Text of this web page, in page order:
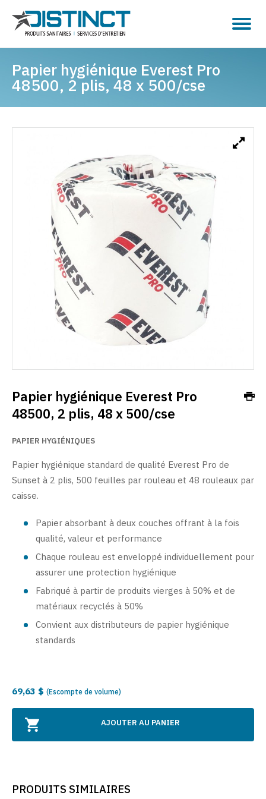
Papier hygiénique Everest Pro
48500, 2 plis, 48 x 500/cse
Papier hygiénique Everest Pro
48500, 2 plis, 48 x 500/cse
PAPIER HYGIÉNIQUES
Papier hygiénique standard de qualité Everest Pro de
Sunset à 2 plis, 500 feuilles par rouleau et 48 rouleaux par
caisse.
Papier absorbant à deux couches offrant à la fois
qualité, valeur et performance
Chaque rouleau est enveloppé individuellement pour
assurer une protection hygiénique
Fabriqué à partir de produits vierges à 50% et de
matériaux recyclés à 50%
Convient aux distributeurs de papier hygiénique
standards
69,63 $ (Escompte de volume)
AJOUTER AU PANIER
PRODUITS SIMILAIRES